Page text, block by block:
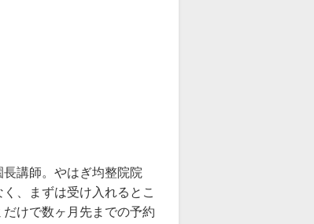
講師。やはぎ均整院院
、まずは受け入れるとこ
けで数ヶ月先までの予約